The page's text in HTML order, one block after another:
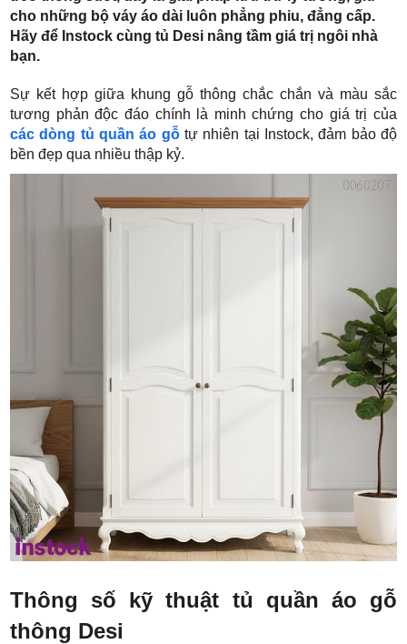
cho những bộ váy áo dài luôn phẳng phiu, đẳng cấp.
Hãy để Instock cùng tủ Desi nâng tầm giá trị ngôi nhà
bạn.
Sự kết hợp giữa khung gỗ thông chắc chắn và màu sắc
tương phản độc đáo chính là minh chứng cho giá trị của
các dòng tủ quần áo gỗtự nhiên tại Instock, đảm bảo độ
bền đẹp qua nhiều thập kỷ.
Thông số kỹ thuật tủ quần áo gỗ
thông Desi